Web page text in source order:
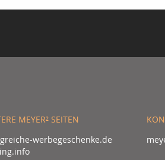
MEYER² SEITEN
werbegeschenke.de